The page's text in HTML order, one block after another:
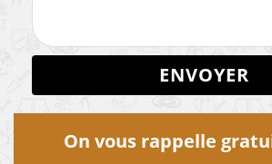
On vous rappelle